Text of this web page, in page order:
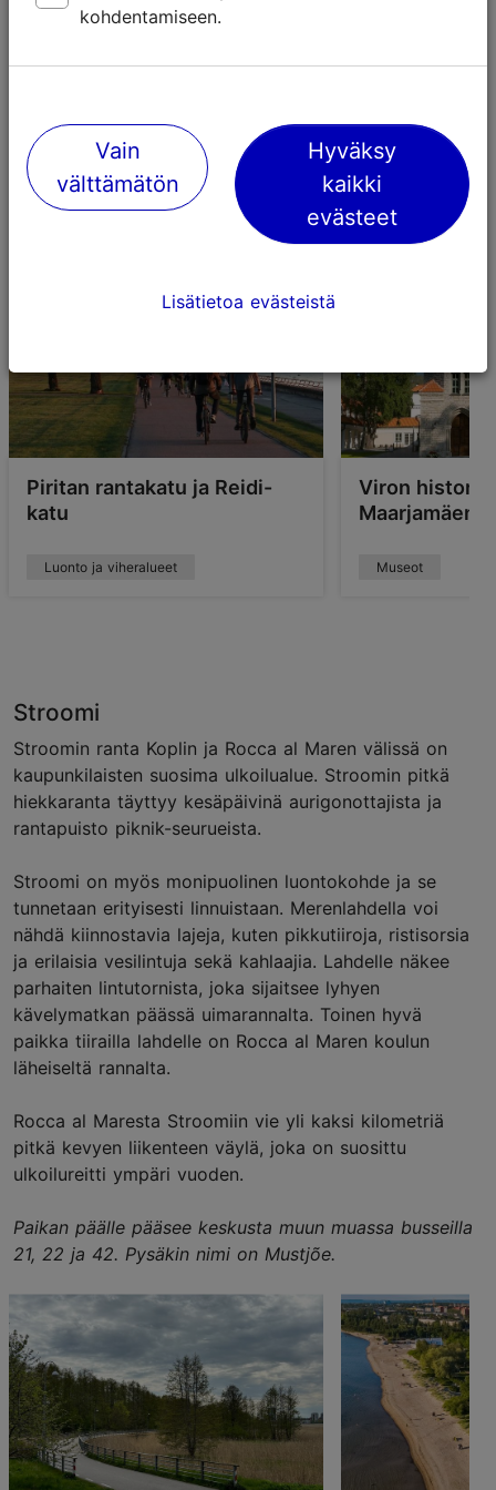
Kasvitieteelliseen puutarhaan pääsee keskustasta
busseilla 34 ja 38.
Piritan rantakatu ja Reidi-
katu
Luonto ja viheralueet
Viron
Maarjamäen
Museot
Stroomi
Stroomin ranta Koplin ja Rocca al Maren välissä on
kaupunkilaisten suosima ulkoilualue. Stroomin pitkä
hiekkaranta täyttyy kesäpäivinä aurigonottajista ja
rantapuisto piknik-seurueista.
Stroomi on myös monipuolinen luontokohde ja se
tunnetaan erityisesti linnuistaan. Merenlahdella voi
nähdä kiinnostavia lajeja, kuten pikkutiiroja, ristisorsia
ja erilaisia vesilintuja sekä kahlaajia. Lahdelle näkee
parhaiten lintutornista, joka sijaitsee lyhyen
kävelymatkan päässä uimarannalta. Toinen hyvä
paikka tiirailla lahdelle on Rocca al Maren koulun
läheiseltä rannalta.
Rocca al Maresta Stroomiin vie yli kaksi kilometriä
pitkä kevyen liikenteen väylä, joka on suosittu
ulkoilureitti ympäri vuoden.
Paikan päälle pääsee keskusta muun muassa busseilla
21, 22 ja 42. Pysäkin nimi on Mustjõe.
kohdentamiseen.
Vain
välttämätön
Hyväksy
kaikki
evästeet
Lisätietoa evästeistä